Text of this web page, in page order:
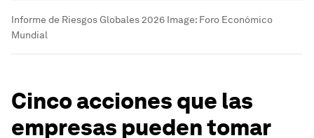
Informe de Riesgos Globales 2026 Image: Foro Económico
Mundial
Cinco acciones que las
empresas pueden tomar